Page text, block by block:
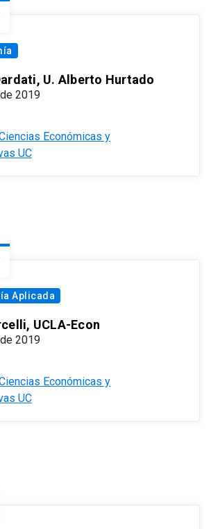
U. Alberto Hurtado
2019
Económicas y
UC
Aplicada
UCLA-Econ
2019
Económicas y
UC